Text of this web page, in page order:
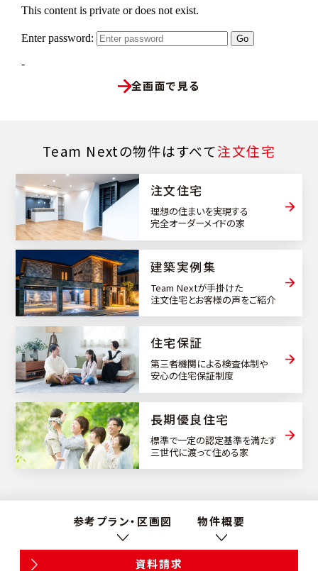
全画面で見る
Team Nextの物件はすべて注文住宅
注文住宅
理想の住まいを実現する
完全オーダーメイドの家
建築実例集
Team Nextが手掛けた
注文住宅とお客様の声をご紹介
住宅保証
第三者機関による検査体制や
安心の住宅保証制度
⻑期優良住宅
標準で一定の認定基準を満たす
三世代に渡って住める家
参考プラン・区画図 物件概要
資料請求